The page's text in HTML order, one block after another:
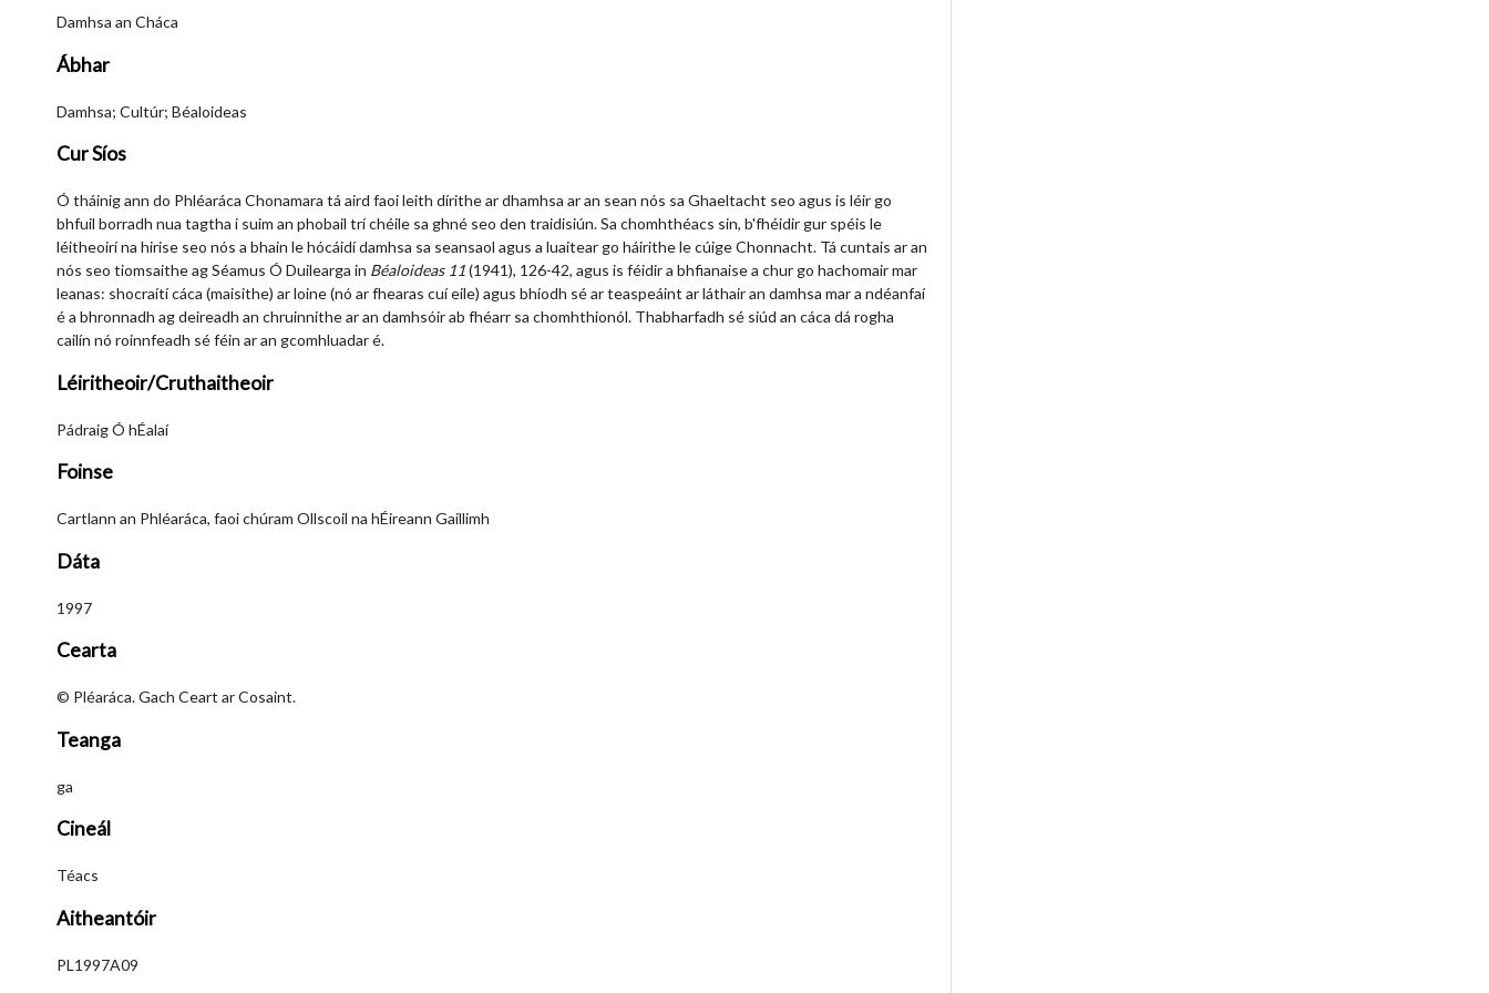
Damhsa an Cháca
Ábhar
Damhsa; Cultúr; Béaloideas
Cur Síos
Ó tháinig ann do Phléaráca Chonamara tá aird faoi leith dírithe ar dhamhsa ar an sean nós sa Ghaeltacht seo agus is léir go
bhfuil borradh nua tagtha i suim an phobail trí chéile sa ghné seo den traidisiún. Sa chomhthéacs sin, b'fhéidir gur spéis le
léitheoirí na hirise seo nós a bhain le hócáidí damhsa sa seansaol agus a luaitear go háirithe le cúige Chonnacht. Tá cuntais ar an
nós seo tiomsaithe ag Séamus Ó Duilearga in Béaloideas 11(1941), 126-42, agus is féidir a bhfianaise a chur go hachomair mar
leanas: shocraítí cáca (maisithe) ar loine (nó ar fhearas cuí eile) agus bhíodh sé ar teaspeáint ar láthair an damhsa mar a ndéanfaí
é a bhronnadh ag deireadh an chruinnithe ar an damhsóir ab fhéarr sa chomhthionól. Thabharfadh sé siúd an cáca dá rogha
cailín nó roinnfeadh sé féin ar an gcomhluadar é.
Léiritheoir/Cruthaitheoir
Pádraig Ó hÉalaí
Foinse
Cartlann an Phléaráca, faoi chúram Ollscoil na hÉireann Gaillimh
Dáta
1997
Cearta
© Pléaráca. Gach Ceart ar Cosaint.
Teanga
ga
Cineál
Téacs
Aitheantóir
PL1997A09